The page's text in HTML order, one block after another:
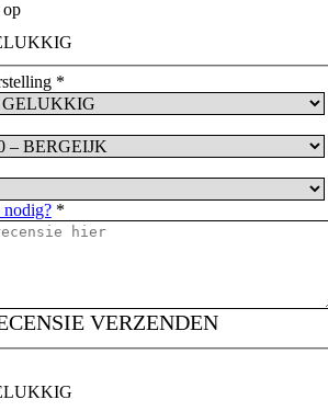
op
*
nodig? *
VERZENDEN